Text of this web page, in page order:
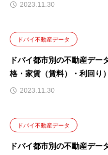
2023.11.30
ドバイ不動産データ
ドバイ都市別の不動産デー
格・家賃（賃料）・利回り）
2023.11.30
ドバイ不動産データ
ドバイ都市別の不動産デー